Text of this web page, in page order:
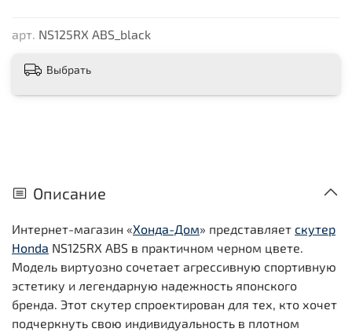
арт. NS125RX ABS_black
Выбрать
Описание
Интернет-магазин «Хонда-Дом» представляет скутер
Honda NS125RX ABS в практичном черном цвете.
Модель виртуозно сочетает агрессивную спортивную
эстетику и легендарную надежность японского
бренда. Этот скутер спроектирован для тех, кто хочет
подчеркнуть свою индивидуальность в плотном